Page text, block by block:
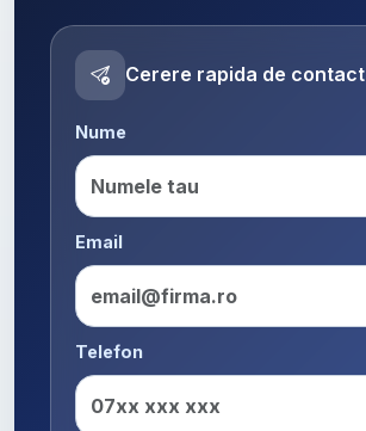
Cerere rapida de contact
Nume
Email
Telefon